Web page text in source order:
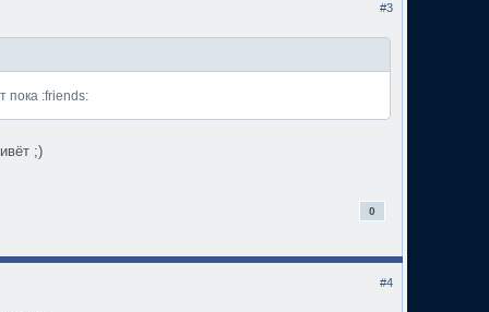
#3
пока :friends:
;)
0
#4